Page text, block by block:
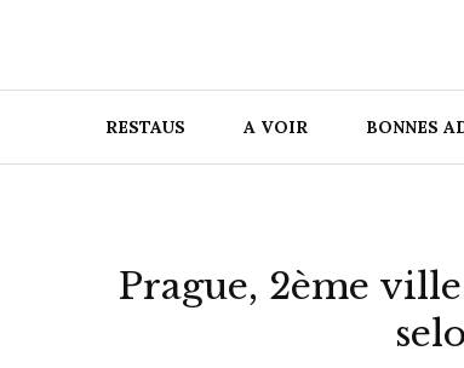
RESTAUS A VOIR BONNES
Prague, 2ème